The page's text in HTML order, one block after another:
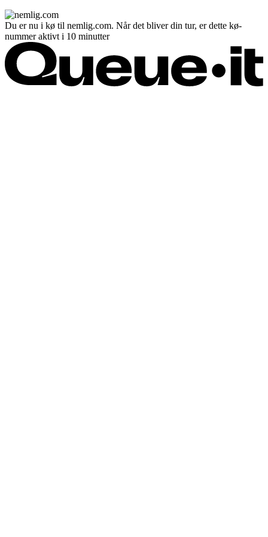
Du er nu i kø til nemlig.com. Når det bliver din tur, er dette kø-
nummer aktivt i 10 minutter